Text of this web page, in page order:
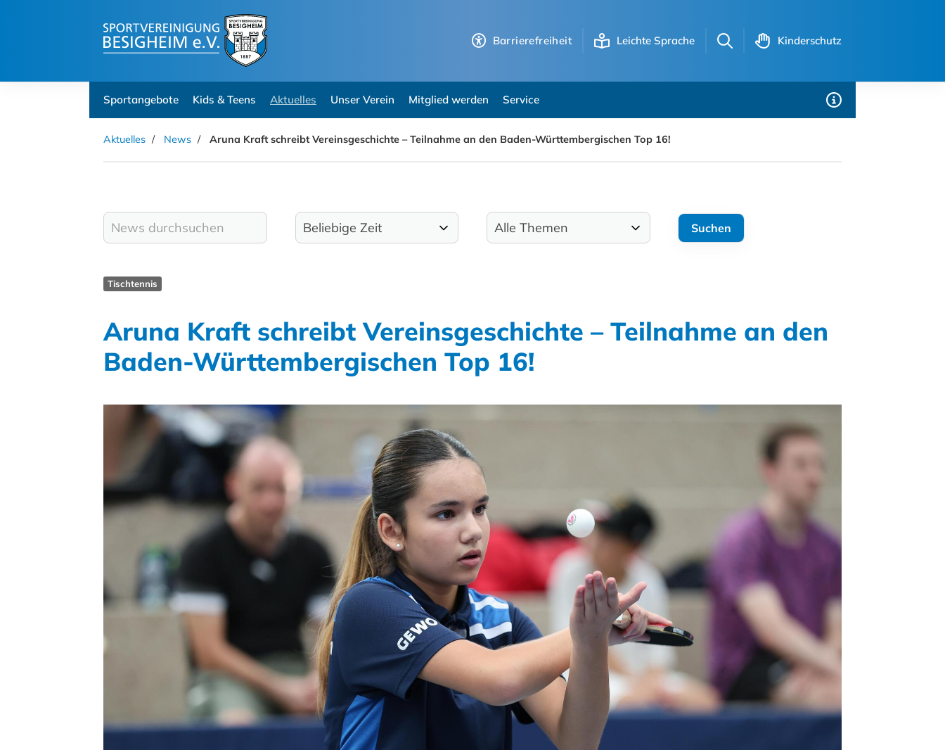
Barrierefreiheit Leichte Sprache Kinderschutz
Sportangebote Kids & Teens Aktuelles Unser Verein Mitglied werden Service
Aktuelles News Aruna Kraft schreibt Vereinsgeschichte – Teilnahme an den Baden-Württembergischen Top 16!
Tischtennis
Aruna Kraft schreibt Vereinsgeschichte – Teilnahme an den
Baden-Württembergischen Top 16!